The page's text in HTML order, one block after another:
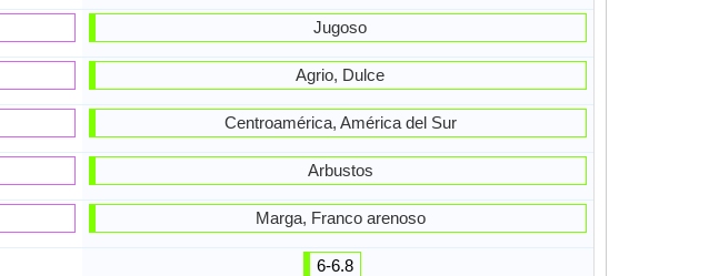
Jugoso
Agrio, Dulce
Centroamérica, América del Sur
Arbustos
Marga, Franco arenoso
6-6.8